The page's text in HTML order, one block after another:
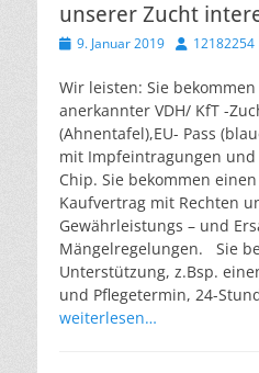
unserer Zucht
Veröffentlicht
9. Januar 2019 Autor12182254
Wir leisten: Sie
anerkannter VDH/ KfT -
(Ahnentafel),EU- Pass
mit Impfeintragungen
Chip. Sie bekommen
Kaufvertrag mit Rechten
Gewährleistungs – und
Mängelregelungen. Sie
Unterstützung, z.Bsp.
und Pflegetermin, 24-
weiterlesen…